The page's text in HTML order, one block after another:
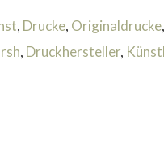
, Drucke, Originaldrucke,
, Druckhersteller,